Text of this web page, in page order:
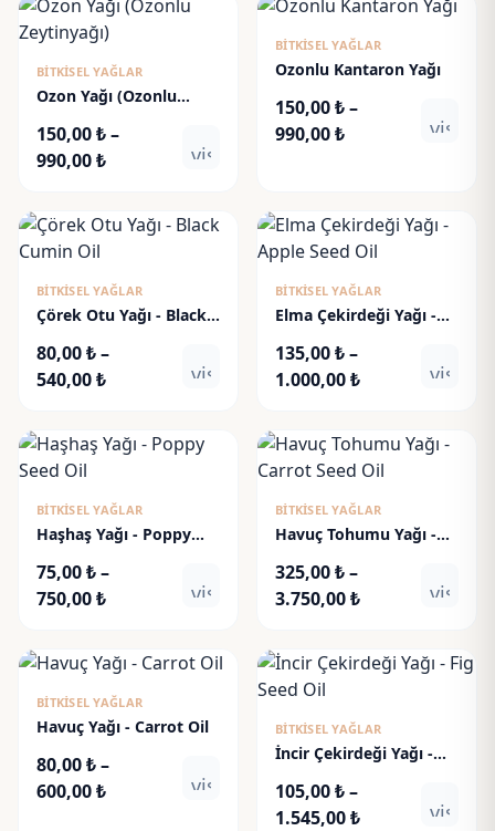
-
775,00 ₺
-
720,00 ₺
BITKISEL YAĞLAR
Ozon Yağı (Ozonlu
150,00₺–
990,00₺Fiyat
150,00 ₺
-
visibility
BITKISEL YAĞLAR
Ozonlu Kantaron Yağı
150,00₺–
990,00₺Fiyat
-
990,00 ₺
BITKISEL YAĞLAR
Çörek Otu Yağı - Black
80,00₺–
540,00₺Fiyat
80,00 ₺
-
visibility
BITKISEL YAĞLAR
Elma Çekirdeği Yağı -
135,00₺–
1.000,00₺Fiyat
135,00 ₺
-
1.000,00 ₺
BITKISEL YAĞLAR
Haşhaş Yağı - Poppy
75,00₺–
750,00₺Fiyat
75,00 ₺
-
750,00 ₺
visibility
BITKISEL YAĞLAR
Havuç Tohumu Yağı -
325,00₺–
3.750,00₺Fiyat
325,00 ₺
-
BITKISEL YAĞLAR
Havuç Yağı - Carrot Oil
80,00₺–
600,00₺Fiyat
visibility
BITKISEL YAĞLAR
İncir Çekirdeği Yağı -
105,00₺–
1.545,00₺Fiyat